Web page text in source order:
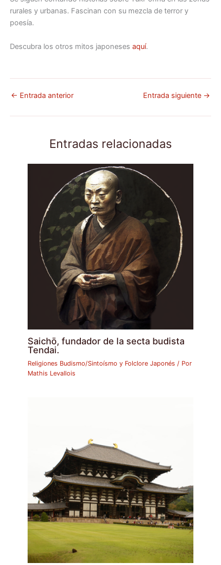
rurales y urbanas. Fascinan con su mezcla de terror y
poesía.
Descubra los otros mitos japoneses aquí.
← Entrada anterior Entrada siguiente →
Entradas relacionadas
Saichō, fundador de la secta budista
Tendai.
Religiones Budismo/Sintoísmo y Folclore Japonés / Por
Mathis Levallois